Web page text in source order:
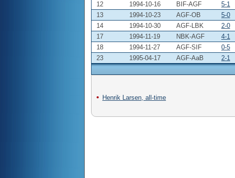
12
1994-10-16 BIF-AGF 5-1
13
1994-10-23 AGF-OB 5-0
14
1994-10-30 AGF-LBK 2-0
17
1994-11-19 NBK-AGF 4-1
18
1994-11-27 AGF-SIF 0-5
23
1995-04-17 AGF-AaB 2-1
Henrik Larsen, all-time